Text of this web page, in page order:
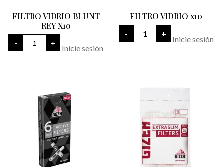
FILTRO VIDRIO BLUNT
REY X10
-
FILTRO
VIDRIO
BLUNT
+
Inicie sesión
FILTRO VIDRIO x10
-
FILTRO
VIDRIO
x10
+
Inicie sesión